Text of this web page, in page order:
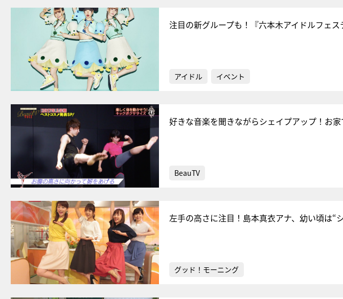
注目の新グループも！『六本木アイドルフェ
アイドル イベント
好きな音楽を聞きながらシェイプアップ！お
BeauTV
左手の高さに注目！島本真衣アナ、幼い頃は“
グッド！モーニング